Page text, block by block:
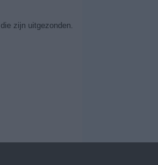
die zijn uitgezonden.